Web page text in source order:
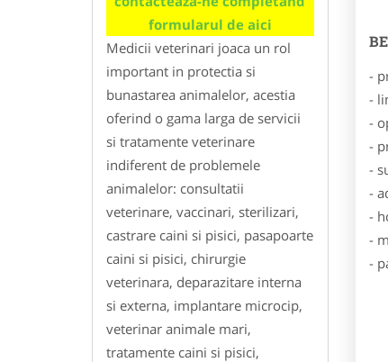
formularul de aici
Medicii veterinari joaca un rol
important in protectia si
bunastarea animalelor, acestia
oferind o gama larga de servicii
si tratamente veterinare
indiferent de problemele
animalelor: consultatii
veterinare, vaccinari, sterilizari,
castrare caini si pisici, pasapoarte
caini si pisici, chirurgie
veterinara, deparazitare interna
si externa, implantare microcip,
veterinar animale mari,
tratamente caini si pisici,
-
-
-
-
-
-
-
-
-
-
-
-
-